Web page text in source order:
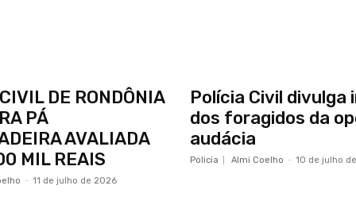
DE RONDÔNIA
PÁ
AVALIADA
MIL REAIS
- 11 de julho de 2026
Polícia Civil divulga
dos foragidos da
audácia
Policia Almi Coelho - 10 de julho